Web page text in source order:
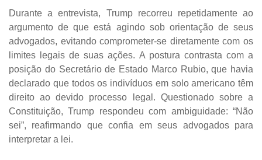
Durante a entrevista, Trump recorreu repetidamente ao
argumento de que está agindo sob orientação de seus
advogados, evitando comprometer-se diretamente com os
limites legais de suas ações. A postura contrasta com a
posição do Secretário de Estado Marco Rubio, que havia
declarado que todos os indivíduos em solo americano têm
direito ao devido processo legal. Questionado sobre a
Constituição, Trump respondeu com ambiguidade: “Não
sei”, reafirmando que confia em seus advogados para
interpretar a lei.